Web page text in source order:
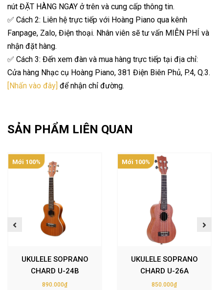
nút ĐẶT HÀNG NGAY ở trên và cung cấp thông tin.
✅ Cách 2: Liên hệ trực tiếp với Hoàng Piano qua kênh
Fanpage, Zalo, Điện thoại. Nhân viên sẽ tư vấn MIỄN PHÍ và
nhận đặt hàng.
✅ Cách 3: Đến xem đàn và mua hàng trực tiếp tại địa chỉ:
Cửa hàng Nhạc cụ Hoàng Piano, 381 Điện Biên Phủ, P.4, Q.3.
[Nhấn vào đây] để nhận chỉ đường.
SẢN PHẨM LIÊN QUAN
Mới 100%
UKULELE SOPRANO
CHARD U-24B
890.000₫
Mới 100%
UKULELE SOPRANO
CHARD U-26A
850.000₫